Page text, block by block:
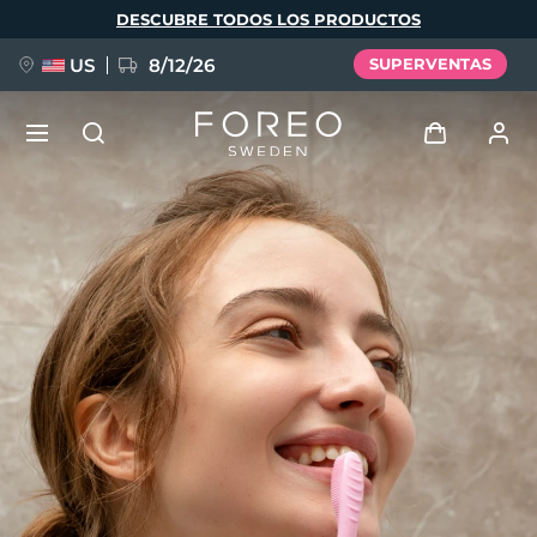
DESCUBRE TODOS LOS PRODUCTOS
US 8/12/26 SUPERVENTAS
Iniciar sesión
Perfil de usuario
Mis dispositivos
Mis pedidos
Mis direcciones
Mis suscripciones
FAQ™ Pure Beauty-Tech Elixir
BREAKING NEWS
issa™ Teeth Whitening Set
Idioma
English Deutsch
Español
Français
Italiano
Português
Polski
Svenska
Русский
Türkçe
简体中文 繁體中文